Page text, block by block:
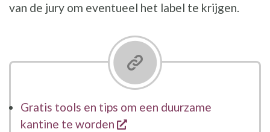
van de jury om eventueel het label te krijgen.
Gratis tools en tips om een duurzame
kantine te worden
opent een nieuw venster